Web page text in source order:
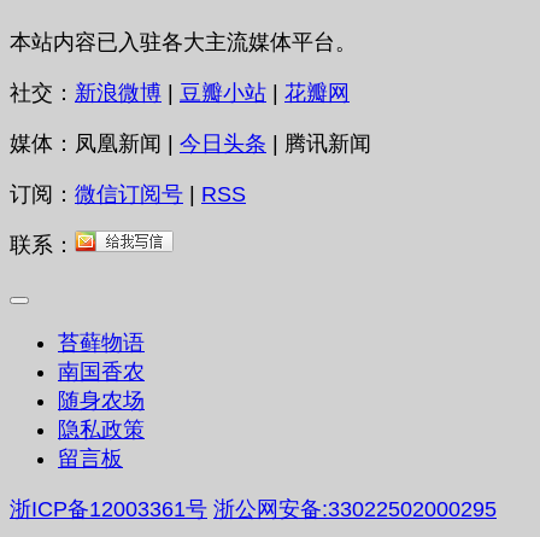
本站内容已入驻各大主流媒体平台。
社交： 新浪微博 | 豆瓣小站 | 花瓣网
媒体：凤凰新闻 | 今日头条 | 腾讯新闻
订阅： 微信订阅号 | RSS
联系：
苔藓物语
南国香农
随身农场
隐私政策
留言板
浙ICP备12003361号 浙公网安备:33022502000295